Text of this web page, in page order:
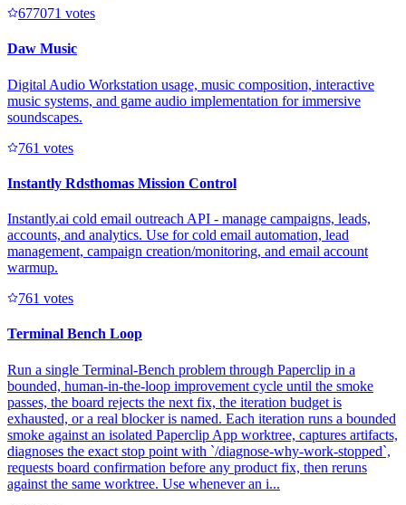
677071 votes
Daw Music
Digital Audio Workstation usage, music composition, interactive
music systems, and game audio implementation for immersive
soundscapes.
761 votes
Instantly Rdsthomas Mission Control
Instantly.ai cold email outreach API - manage campaigns, leads,
accounts, and analytics. Use for cold email automation, lead
management, campaign creation/monitoring, and email account
warmup.
761 votes
Terminal Bench Loop
Run a single Terminal-Bench problem through Paperclip in a
bounded, human-in-the-loop improvement cycle until the smoke
passes, the board rejects the next fix, the iteration budget is
exhausted, or a real blocker is named. Each iteration runs a bounded
smoke against an isolated Paperclip App worktree, captures artifacts,
diagnoses the exact stop point with `/diagnose-why-work-stopped`,
requests board confirmation before any product fix, then reruns
against the same worktree. Use whenever an i...